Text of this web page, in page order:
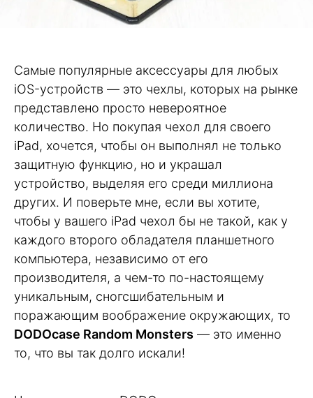
Cамые популярные аксессуары для любых
iOS-устройств — это чехлы, которых на рынке
представлено просто невероятное
количество. Но покупая чехол для своего
iPad, хочется, чтобы он выполнял не только
защитную функцию, но и украшал
устройство, выделяя его среди миллиона
других. И поверьте мне, если вы хотите,
чтобы у вашего iPad чехол бы не такой, как у
каждого второго обладателя планшетного
компьютера, независимо от его
производителя, а чем-то по-настоящему
уникальным, сногсшибательным и
поражающим воображение окружающих, то
DODOcase Random Monsters — это именно
то, что вы так долго искали!